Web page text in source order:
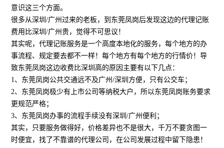
意识这三个方面。
很多从深圳/广州过来的老板，到东莞凤岗后发现这边的代理记账
费用比深圳/广州贵，觉得不可思议！
其实呢，代理记账服务是一个高度本地化的服务，每个地方的办
事流程、规定要去都不一样！每个地方有每个地方的行情价！导
致东莞凤岗这边收费比深圳高的原因主要有以下几点：
1、东莞凤岗公共交通远不及广州/深圳方便，只有公交车；
2、东莞凤岗极少有上市公司等纳税大户，所以东莞凤岗账务要求
更规范严格；
3、东莞凤岗办事的流程手续没有深圳/广州便利；
其实，只要服务做得好，价格差异也不是很大，千万不要贪图一
时便宜，找了不靠谱的代理公司，在公司发展过程中留下隐患！